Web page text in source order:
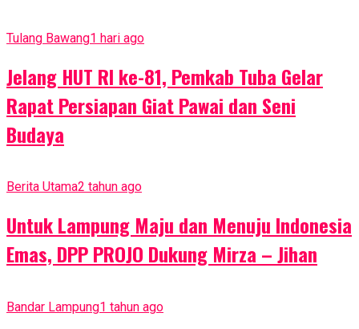
Tulang Bawang1 hari ago
Jelang HUT RI ke-81, Pemkab Tuba Gelar
Rapat Persiapan Giat Pawai dan Seni
Budaya
Berita Utama2 tahun ago
Untuk Lampung Maju dan Menuju Indonesia
Emas, DPP PROJO Dukung Mirza – Jihan
Bandar Lampung1 tahun ago